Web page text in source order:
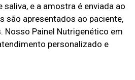
e a amostra é enviada ao
são apresentados ao paciente,
Painel Nutrigenético em
personalizado e